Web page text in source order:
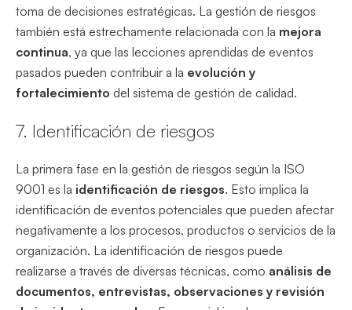
toma de decisiones estratégicas. La gestión de riesgos
también está estrechamente relacionada con la mejora
continua, ya que las lecciones aprendidas de eventos
pasados pueden contribuir a la evolución y
fortalecimiento del sistema de gestión de calidad.
7. Identificación de riesgos
La primera fase en la gestión de riesgos según la ISO
9001 es la identificación de riesgos. Esto implica la
identificación de eventos potenciales que pueden afectar
negativamente a los procesos, productos o servicios de la
organización. La identificación de riesgos puede
realizarse a través de diversas técnicas, como análisis de
documentos, entrevistas, observaciones y revisión